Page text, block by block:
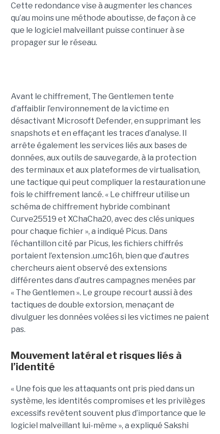
Cette redondance vise à augmenter les chances
qu’au moins une méthode aboutisse, de façon à ce
que le logiciel malveillant puisse continuer à se
propager sur le réseau.
Avant le chiffrement, The Gentlemen tente
d’affaiblir l’environnement de la victime en
désactivant Microsoft Defender, en supprimant les
snapshots et en effaçant les traces d’analyse. Il
arrête également les services liés aux bases de
données, aux outils de sauvegarde, à la protection
des terminaux et aux plateformes de virtualisation,
une tactique qui peut compliquer la restauration une
fois le chiffrement lancé. « Le chiffreur utilise un
schéma de chiffrement hybride combinant
Curve25519 et XChaCha20, avec des clés uniques
pour chaque fichier », a indiqué Picus. Dans
l’échantillon cité par Picus, les fichiers chiffrés
portaient l’extension .umc16h, bien que d’autres
chercheurs aient observé des extensions
différentes dans d’autres campagnes menées par
« The Gentlemen ». Le groupe recourt aussi à des
tactiques de double extorsion, menaçant de
divulguer les données volées si les victimes ne paient
pas.
Mouvement latéral et risques liés à
l’identité
« Une fois que les attaquants ont pris pied dans un
système, les identités compromises et les privilèges
excessifs revêtent souvent plus d’importance que le
logiciel malveillant lui-même », a expliqué Sakshi